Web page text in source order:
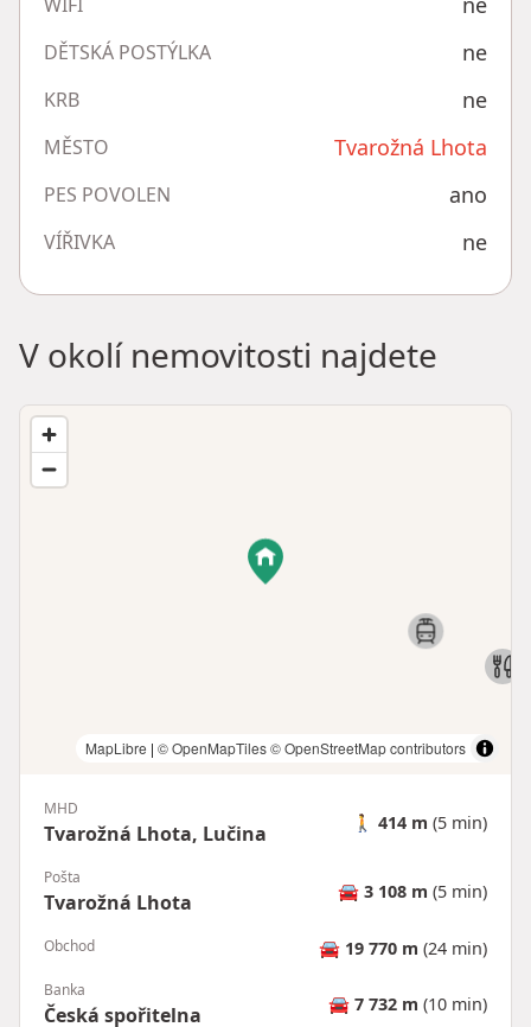
DĚTSKÁ POSTÝLKA ne
KRB ne
MĚSTO Tvarožná Lhota
PES POVOLEN ano
VÍŘIVKA ne
V okolí nemovitosti najdete
MapLibre | © OpenMapTiles© OpenStreetMap contributors
MHD
Tvarožná Lhota, Lučina 🚶 414 m (5 min)
Pošta
Tvarožná Lhota 🚘 3 108 m (5 min)
Obchod 🚘 19 770 m (24 min)
Banka
Česká spořitelna 🚘 7 732 m (10 min)